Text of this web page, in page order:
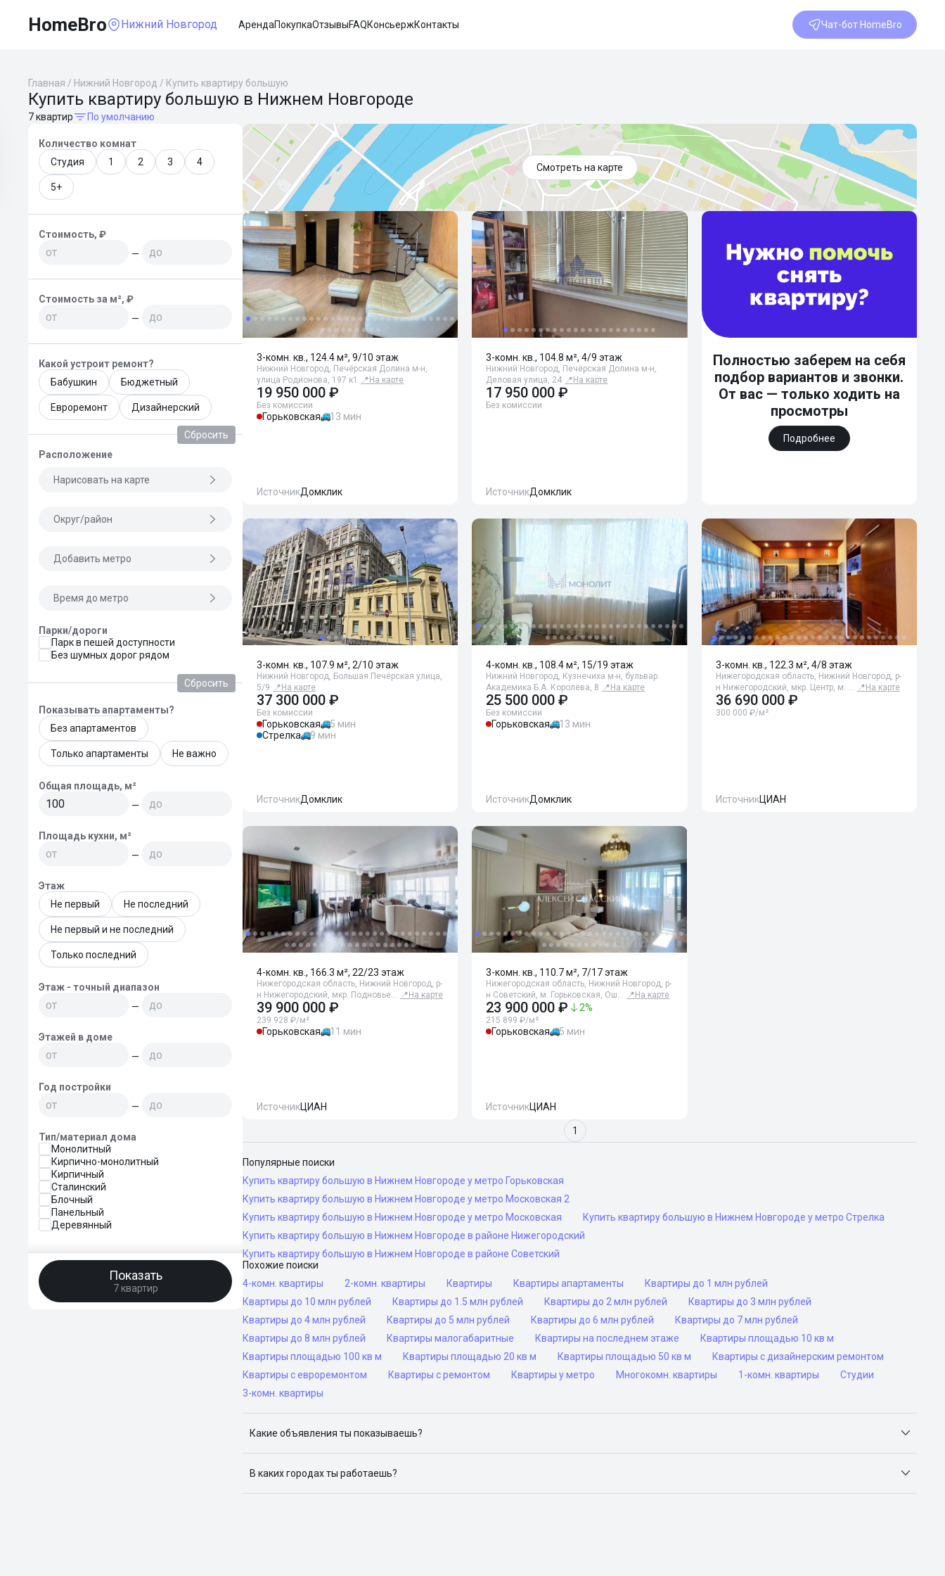
HomeBro Нижний Новгород АрендаПокупкаОтзывыFAQКонсьержКонтакты Чат-бот HomeBro
Главная / Нижний Новгород / Купить квартиру большую
Купить квартиру большую в Нижнем Новгороде
7 квартир По умолчанию
Количество комнат
Студия
1 2 3 4
5+
Стоимость, ₽
—
Стоимость за м², ₽
—
Какой устроит ремонт?
Бабушкин
Бюджетный
Евроремонт Дизайнерский
Сбросить
Расположение
Нарисовать на карте
Округ/район
Добавить метро
Время до метро
Парки/дороги
Парк в пешей доступности
Без шумных дорог рядом
Сбросить
Показывать апартаменты?
Без апартаментов
Только апартаменты Не важно
Общая площадь, м²
—
Площадь кухни, м²
—
Этаж
Не первый
Не последний
Не первый и не последний
Только последний
Этаж - точный диапазон
—
Этажей в доме
—
Год постройки
—
Тип/материал дома
Монолитный
Кирпично-монолитный
Кирпичный
Сталинский
Блочный
Панельный
Деревянный
Показать
7 квартир
Смотреть на карте
3-комн. кв., 124.4 м², 9/10 этаж
Нижний Новгород, Печёрская Долина м-н,
улица Родионова, 197 к1
📍 На карте
19 950 000 ₽
Без комиссии
Горьковская 13 мин
ИсточникДомклик
3-комн. кв., 104.8 м², 4/9 этаж
Нижний Новгород, Печёрская Долина м-н,
Деловая улица, 24 📍 На карте
17 950 000 ₽
Без комиссии
ИсточникДомклик
Полностью заберем на себя
подбор вариантов и звонки.
От вас — только ходить на
просмотры
Подробнее
3-комн. кв., 107.9 м², 2/10 этаж
Нижний Новгород, Большая Печёрская улица,
5/9 📍 На карте
37 300 000 ₽
Без комиссии
Горьковская
5 мин
Стрелка
9 мин
ИсточникДомклик
4-комн. кв., 108.4 м², 15/19 этаж
Нижний Новгород, Кузнечиха м-н, бульвар
Академика Б.А. Королёва, 8 📍 На карте
25 500 000 ₽
Без комиссии
Горьковская 13 мин
ИсточникДомклик
3-комн. кв., 122.3 м², 4/8 этаж
Нижегородская область, Нижний Новгород, р-
н Нижегородский, мкр. Центр, м. … 📍 На карте
36 690 000 ₽
300 000 ₽/м²
ИсточникЦИАН
4-комн. кв., 166.3 м², 22/23 этаж
Нижегородская область, Нижний Новгород, р-
н Нижегородский, мкр. Подновье… 📍 На карте
39 900 000 ₽
239 928 ₽/м²
Горьковская 11 мин
ИсточникЦИАН
3-комн. кв., 110.7 м², 7/17 этаж
Нижегородская область, Нижний Новгород, р-
н Советский, м. Горьковская, Ош… 📍 На карте
23 900 000 ₽ 2%
215 899 ₽/м²
Горьковская 5 мин
ИсточникЦИАН
1
Популярные поиски
Купить квартиру большую в Нижнем Новгороде у метро Горьковская
Купить квартиру большую в Нижнем Новгороде у метро Московская 2
Купить квартиру большую в Нижнем Новгороде у метро Московская
Купить квартиру большую в Нижнем Новгороде у метро Стрелка
Купить квартиру большую в Нижнем Новгороде в районе Нижегородский
Купить квартиру большую в Нижнем Новгороде в районе Советский
Похожие поиски
4-комн. квартиры
2-комн. квартиры Квартиры Квартиры апартаменты
Квартиры до 1 млн рублей
Квартиры до 10 млн рублей
Квартиры до 1.5 млн рублей Квартиры до 2 млн рублей
Квартиры до 3 млн рублей
Квартиры до 4 млн рублей
Квартиры до 5 млн рублей Квартиры до 6 млн рублей
Квартиры до 7 млн рублей
Квартиры до 8 млн рублей
Квартиры малогабаритные Квартиры на последнем этаже
Квартиры площадью 10 кв м
Квартиры площадью 100 кв м
Квартиры площадью 20 кв м Квартиры площадью 50 кв м
Квартиры с дизайнерским ремонтом
Квартиры с евроремонтом
Квартиры с ремонтом Квартиры у метро Многокомн. квартиры 1-комн. квартиры
Студии
3-комн. квартиры
Какие объявления ты показываешь?
В каких городах ты работаешь?